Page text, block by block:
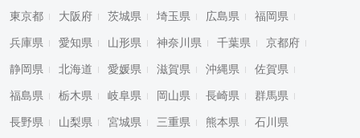
東京都 大阪府 茨城県 埼玉県 広島県 福岡県
兵庫県 愛知県 山形県 神奈川県 千葉県 京都府
静岡県 北海道 愛媛県 滋賀県 沖縄県 佐賀県
福島県 栃木県 岐阜県 岡山県 長崎県 群馬県
長野県 山梨県 宮城県 三重県 熊本県 石川県